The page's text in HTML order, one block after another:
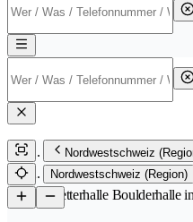
Nordwestschweiz
Nordwestschweiz (Region)
/Kletterhalle Boulderhalle